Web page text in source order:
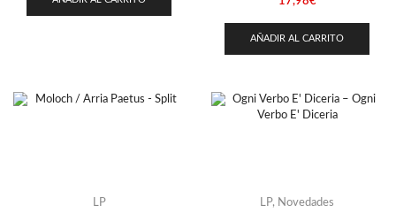
AÑADIR AL CARRITO
LP LP, Novedades